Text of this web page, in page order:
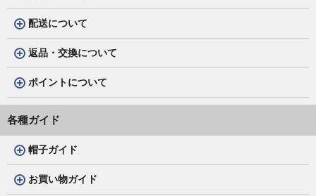
配送について
返品・交換について
ポイントについて
各種ガイド
帽子ガイド
お買い物ガイド